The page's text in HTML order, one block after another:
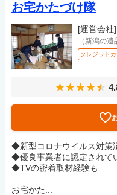
お宅かたづけ隊
[運営会社]
（新潟の遺
クレジット
◆新型コロナウイルス対策
◆優良事業者に認定されて
◆TVの密着取材経験も
お宅かた...